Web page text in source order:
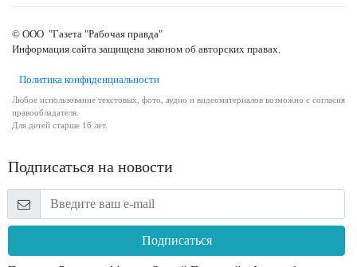
© ООО "Газета "Рабочая правда"
Информация сайта защищена законом об авторских правах.
Политика конфиденциальности
Любое использование текстовых, фото, аудио и видеоматериалов возможно с согласия
правообладателя.
Для детей старше 16 лет.
Подписаться на новости
Подписаться